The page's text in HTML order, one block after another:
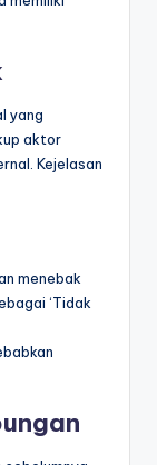
yang
aktor
Kejelasan
menebak
‘Tidak